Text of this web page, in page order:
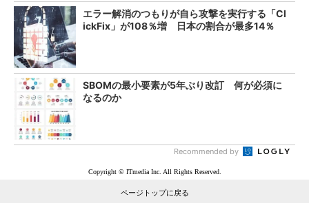
エラー解消のつもりが自ら攻撃を実行する「Cl
ickFix」が108％増 日本の割合が最多14％
SBOMの最小要素が5年ぶり改訂 何が必須に
なるのか
Recommended by
Copyright © ITmedia Inc. All Rights Reserved.
ページトップに戻る